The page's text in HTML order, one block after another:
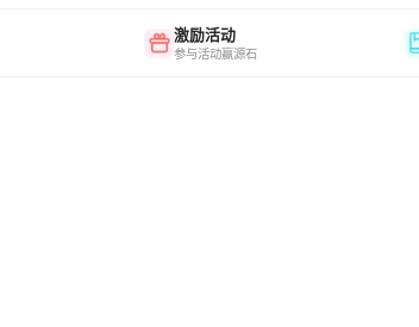
激励活动
参与活动赢源石